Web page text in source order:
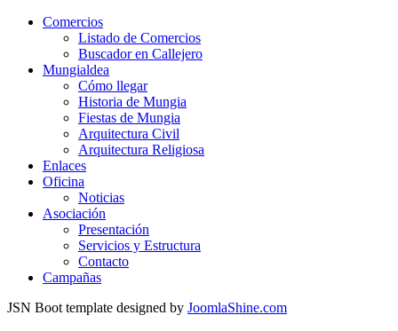
Comercios
Listado de Comercios
Buscador en Callejero
Mungialdea
Cómo llegar
Historia de Mungia
Fiestas de Mungia
Arquitectura Civil
Arquitectura Religiosa
Enlaces
Oficina
Noticias
Asociación
Presentación
Servicios y Estructura
Contacto
Campañas
JSN Boot template designed by JoomlaShine.com